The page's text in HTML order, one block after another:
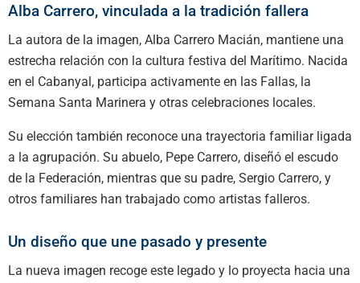
Alba Carrero, vinculada a la tradición fallera
La autora de la imagen, Alba Carrero Macián, mantiene una
estrecha relación con la cultura festiva del Marítimo. Nacida
en el Cabanyal, participa activamente en las Fallas, la
Semana Santa Marinera y otras celebraciones locales.
Su elección también reconoce una trayectoria familiar ligada
a la agrupación. Su abuelo, Pepe Carrero, diseñó el escudo
de la Federación, mientras que su padre, Sergio Carrero, y
otros familiares han trabajado como artistas falleros.
Un diseño que une pasado y presente
La nueva imagen recoge este legado y lo proyecta hacia una